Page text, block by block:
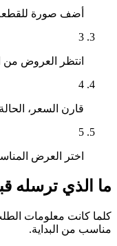
أضف صورة للقطعة
3
انتظر العروض من
4
قارن السعر،
5
اختر العرض
ما الذي ترسله
كلما كانت معلومات
مناسب من البداية.